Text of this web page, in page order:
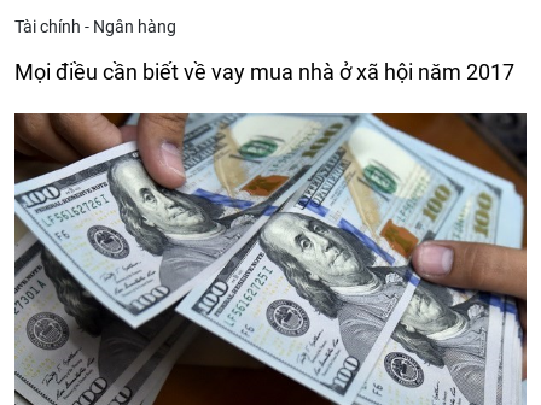
Tài chính - Ngân hàng
Mọi điều cần biết về vay mua nhà ở xã hội năm 2017